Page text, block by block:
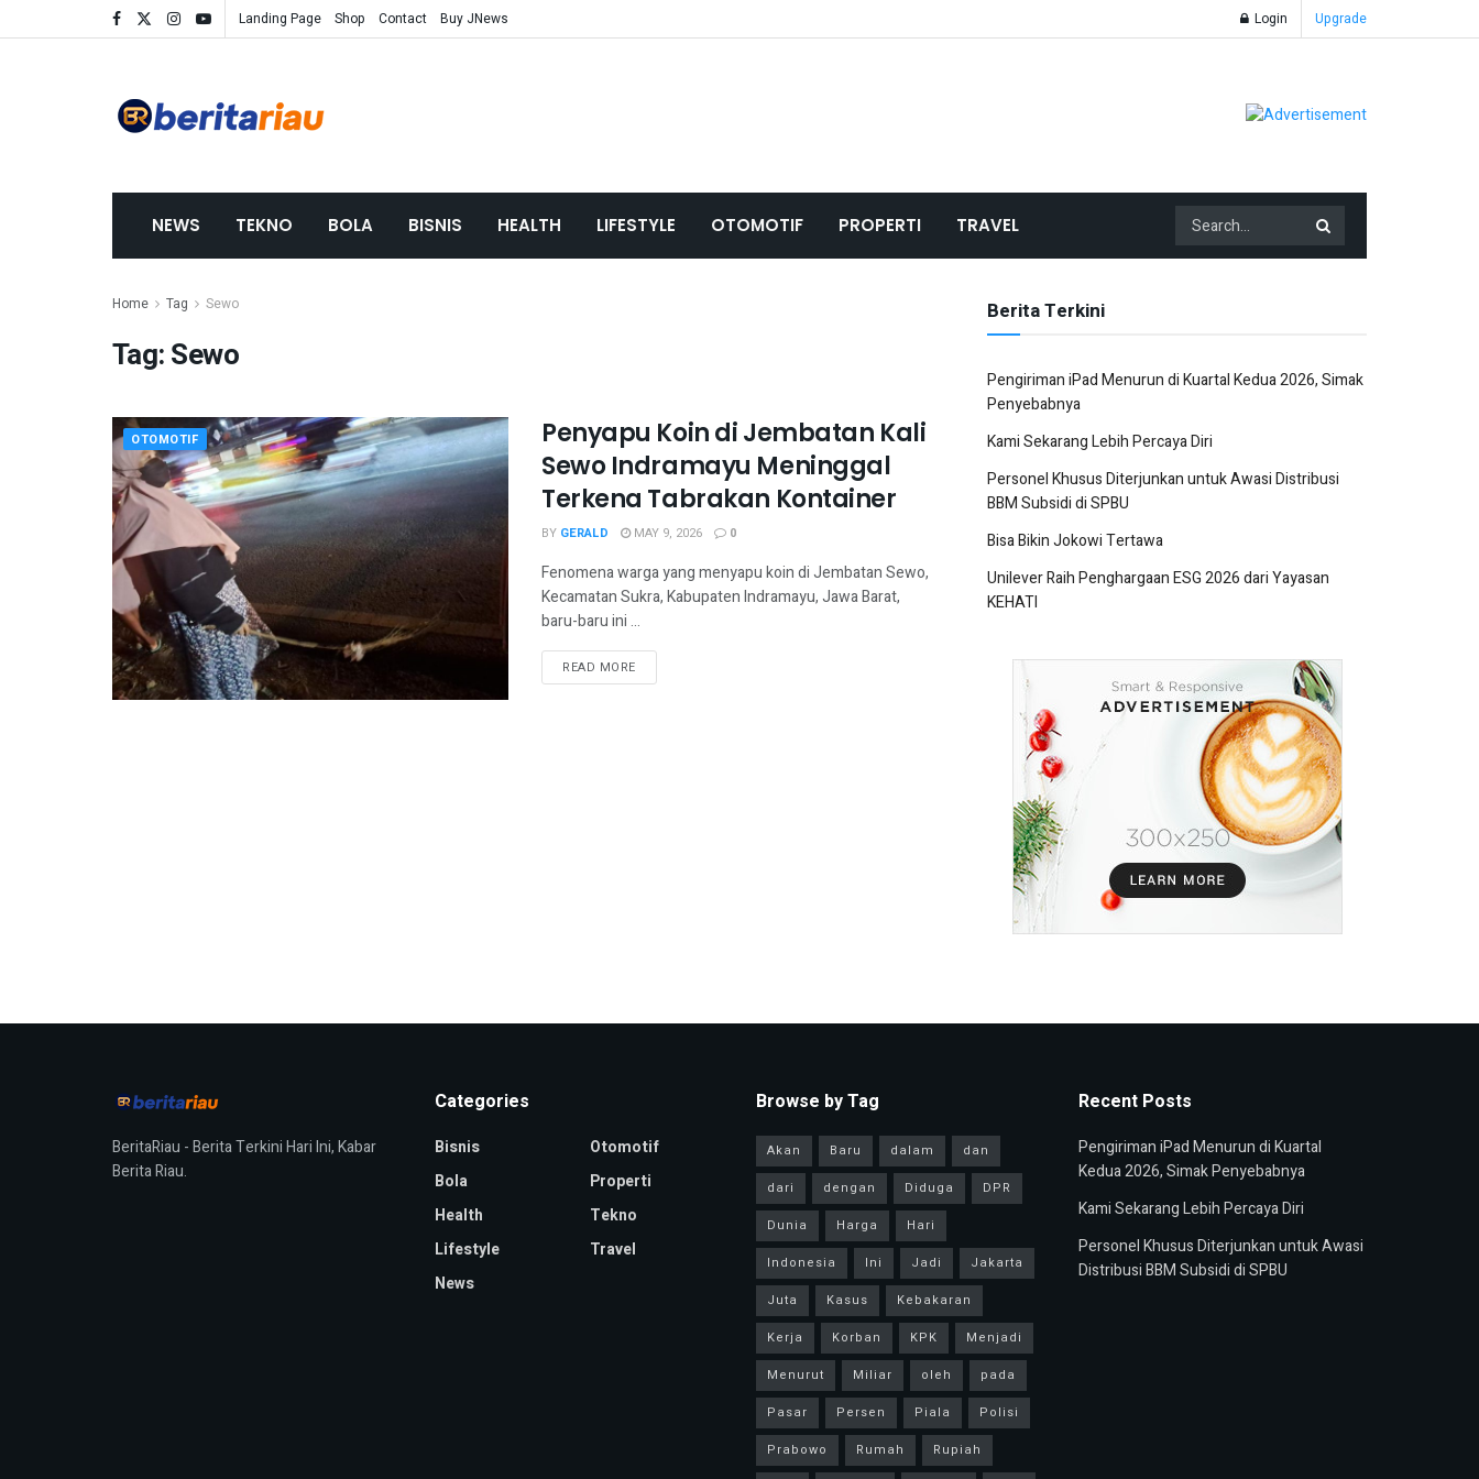
Landing Page Shop Contact Buy JNews Login Upgrade
NEWS TEKNO BOLA BISNIS HEALTH LIFESTYLE OTOMOTIF PROPERTI TRAVEL
Home Tag Sewo
Tag:Sewo
OTOMOTIF
Penyapu Koin di Jembatan Kali
Sewo Indramayu Meninggal
Terkena Tabrakan Kontainer
BY GERALD MAY 9, 2026 0
Fenomena warga yang menyapu koin di Jembatan Sewo,
Kecamatan Sukra, Kabupaten Indramayu, Jawa Barat,
baru-baru ini ...
READ MORE
Berita Terkini
Pengiriman iPad Menurun di Kuartal Kedua 2026, Simak
Penyebabnya
Kami Sekarang Lebih Percaya Diri
Personel Khusus Diterjunkan untuk Awasi Distribusi
BBM Subsidi di SPBU
Bisa Bikin Jokowi Tertawa
Unilever Raih Penghargaan ESG 2026 dari Yayasan
KEHATI
BeritaRiau - Berita Terkini Hari Ini, Kabar
Berita Riau.
Categories
Bisnis
Bola
Health
Lifestyle
News
Otomotif
Properti
Tekno
Travel
Browse by Tag
Akan Baru dalam
dan
dari
dengan Diduga
DPR
Dunia
Harga
Hari
Indonesia
Ini Jadi
Jakarta
Juta
Kasus
Kebakaran
Kerja
Korban KPK
Menjadi
Menurut
Miliar oleh
pada
Pasar
Persen Piala
Polisi
Prabowo
Rumah
Rupiah
Recent Posts
Pengiriman iPad Menurun di Kuartal
Kedua 2026, Simak Penyebabnya
Kami Sekarang Lebih Percaya Diri
Personel Khusus Diterjunkan untuk Awasi
Distribusi BBM Subsidi di SPBU